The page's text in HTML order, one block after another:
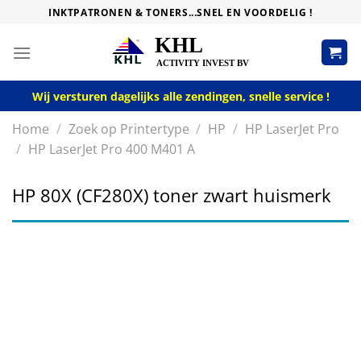
content
INKTPATRONEN & TONERS...SNEL EN VOORDELIG !
Wij versturen dagelijks alle zendingen, snelle service !
Home / Zoek op Printertype / HP / HP LaserJet Pro
/ HP LaserJet Pro 400 M401 A
HP 80X (CF280X) toner zwart huismerk